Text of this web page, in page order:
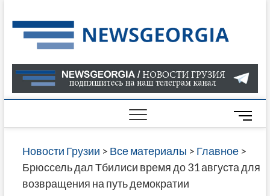
to
content
О
В
ГРУЗИИ
САЙТЕ
M
e
n
u
Новости Грузии > Все материалы > Главное>
Брюссель дал Тбилиси время до 31 августа для
возвращения на путь демократии